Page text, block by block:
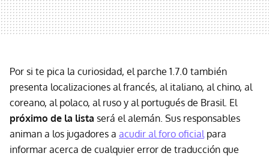
Por si te pica la curiosidad, el parche 1.7.0 también
presenta localizaciones al francés, al italiano, al chino, al
coreano, al polaco, al ruso y al portugués de Brasil. El
próximo de la lista será el alemán. Sus responsables
animan a los jugadores a acudir al foro oficial para
informar acerca de cualquier error de traducción que